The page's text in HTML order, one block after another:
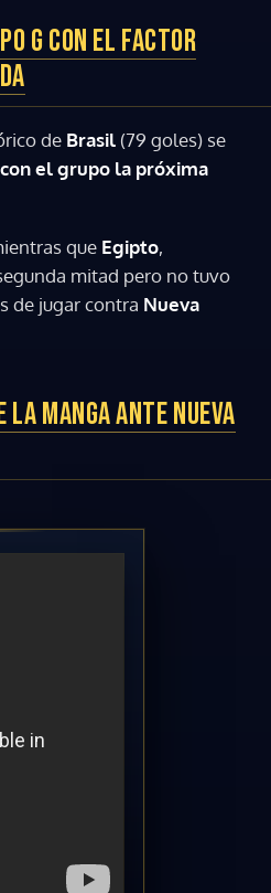
G CON EL FACTOR
de Brasil (79 goles) se
el grupo la próxima
que Egipto,
mitad pero no tuvo
de jugar contra Nueva
MANGA ANTE NUEVA